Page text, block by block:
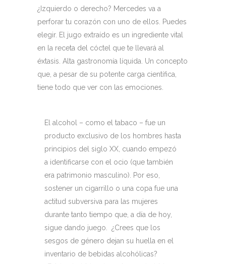
¿Izquierdo o derecho? Mercedes va a
perforar tu corazón con uno de ellos. Puedes
elegir. El jugo extraído es un ingrediente vital
en la receta del cóctel que te llevará al
éxtasis. Alta gastronomía líquida. Un concepto
que, a pesar de su potente carga científica,
tiene todo que ver con las emociones.
El alcohol – como el tabaco – fue un
producto exclusivo de los hombres hasta
principios del siglo XX, cuando empezó
a identificarse con el ocio (que también
era patrimonio masculino). Por eso,
sostener un cigarrillo o una copa fue una
actitud subversiva para las mujeres
durante tanto tiempo que, a día de hoy,
sigue dando juego. ¿Crees que los
sesgos de género dejan su huella en el
inventario de bebidas alcohólicas?